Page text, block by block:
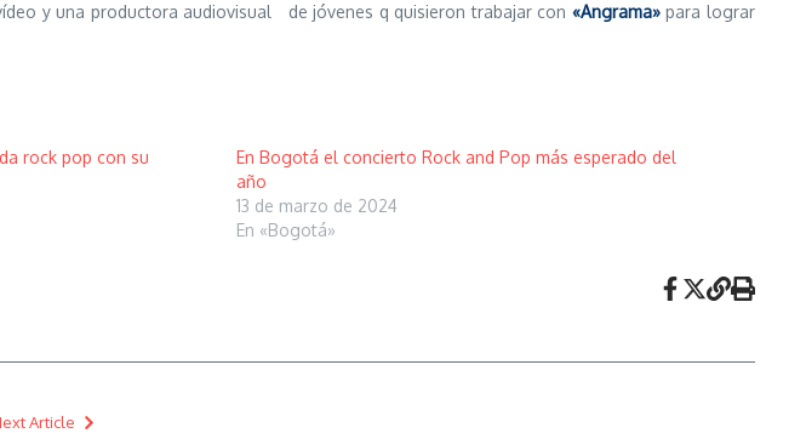
y una productora audiovisual de jóvenes q quisieron trabajar con «Angrama»para lograr
rock pop con su
En Bogotá el concierto Rock and Pop más esperado del
año
13 de marzo de 2024
En «Bogotá»
Article